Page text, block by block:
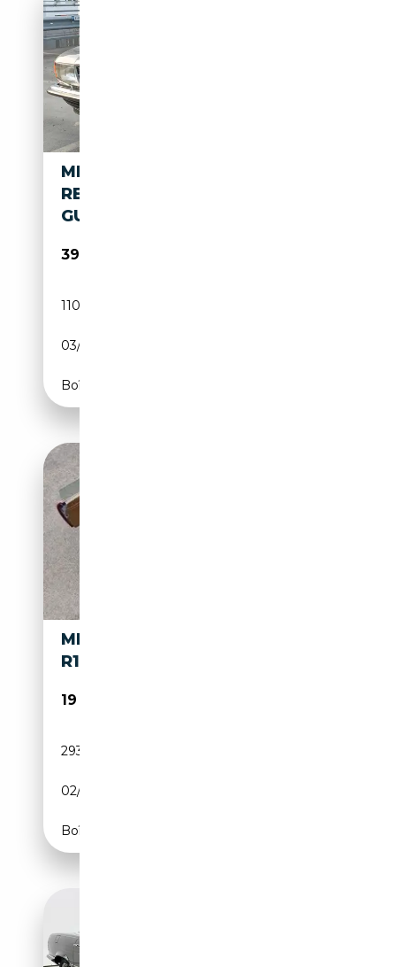
MERCEDES-BENZ SL 380
RESTAURIERT-BESTZUSTAND-
GUTACHTEN-4 SITZER
39 950€
110 000 km
03/1985
Boîte automatique
MERCEDES-BENZ SL 380
R107
19 900€
293 100 km
02/1984
Boîte automatique